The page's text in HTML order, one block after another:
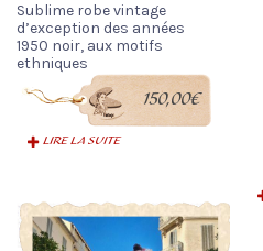
Sublime robe vintage
d’exception des années
1950 noir, aux motifs
ethniques
150,00€
LIRE LA SUITE